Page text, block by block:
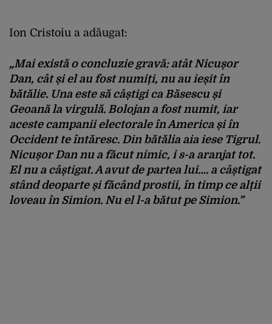
Ion Cristoiu a adăugat:
„Mai există o concluzie gravă: atât Nicușor
Dan, cât și el au fost numiți, nu au ieșit în
bătălie. Una este să câștigi ca Băsescu și
Geoană la virgulă. Bolojan a fost numit, iar
aceste campanii electorale în America și în
Occident te întăresc. Din bătălia aia iese Tigrul.
Nicușor Dan nu a făcut nimic, i s-a aranjat tot.
El nu a câștigat. A avut de partea lui…. a câștigat
stând deoparte și făcând prostii, în timp ce alții
loveau în Simion. Nu el l-a bătut pe Simion.”